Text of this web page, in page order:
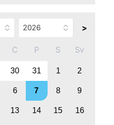
>
C P S Sv
30 31 1 2
6 7 8 9
13 14 15 16